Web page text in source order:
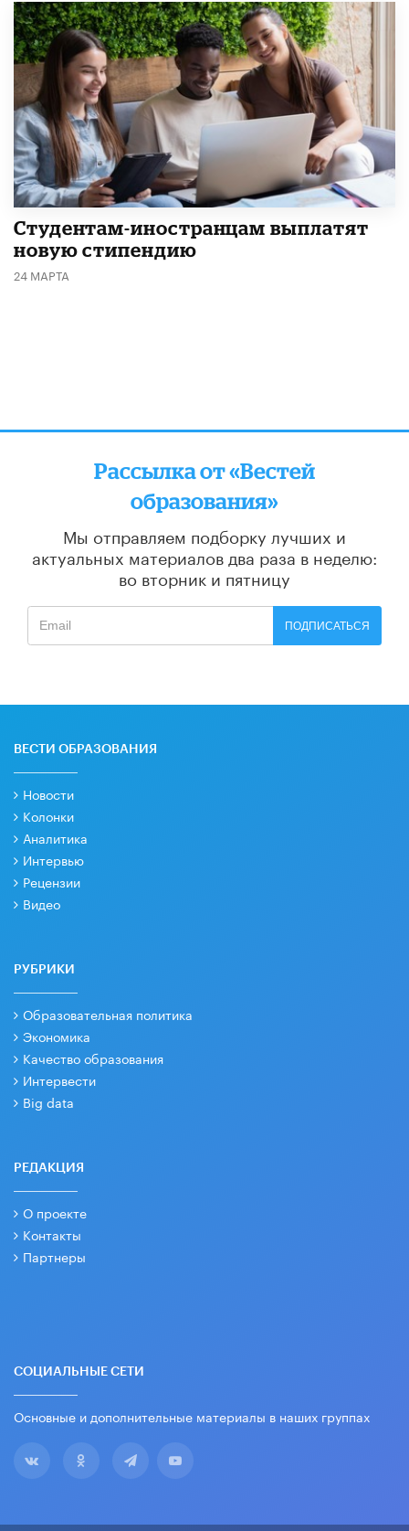
Студентам-иностранцам выплатят
новую стипендию
24 МАРТА
Рассылка от «Вестей
образования»
Мы отправляем подборку лучших и
актуальных материалов два раза в неделю:
во вторник и пятницу
ПОДПИСАТЬСЯ
ВЕСТИ ОБРАЗОВАНИЯ
Новости
Колонки
Аналитика
Интервью
Рецензии
Видео
РУБРИКИ
Образовательная политика
Экономика
Качество образования
Интервести
Big data
РЕДАКЦИЯ
О проекте
Контакты
Партнеры
СОЦИАЛЬНЫЕ СЕТИ
Основные и дополнительные материалы в наших группах